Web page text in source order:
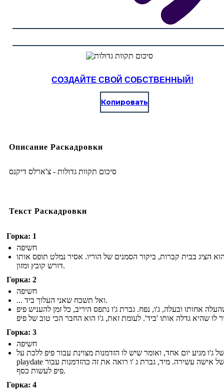
СОЗДАЙТЕ СВОЙ СОБСТВЕННЫЙ!
Копировать
Описание Раскадровки
סיכום תקוות גדולות - צ'ארלס דיקנס
Текст Раскадровки
Горка: 1
חשיפה
הציג בבית קברות, ביקור הסמנים של הוריו. אסיר נמלט תופס אותו
דורש קובץ ומזון.
Горка: 2
חשיפה
... ואל תשכח שאני העלוך ביד.
אחותו ובעלה, ג'ו, נפח. גברת ג'ו נתפס היריב, כל זמן להעניש פיפ
Горка: 3
חשיפה
של ג'ו מגיע יום אחד, ואומר שיש לו הזדמנות מצוינת עבור פיפ ללכת על
playdate בבית של אישה עשירה. מיד, גברת ג 'ו רואה את זה כהזדמנות עבור
פיפ לעשות כסף.
Горка: 4